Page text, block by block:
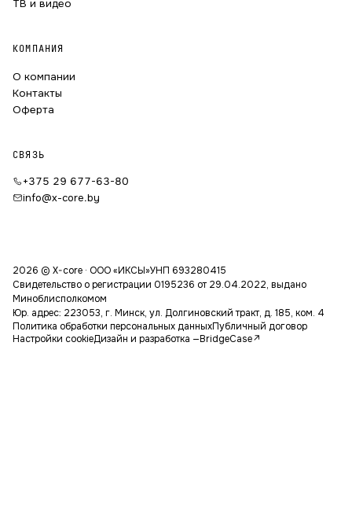
ТВ и видео
КОМПАНИЯ
О компании
Контакты
Оферта
СВЯЗЬ
+375 29 677-63-80
info@x-core.by
2026 © X-core · ООО «ИКСЫ»УНП 693280415
Свидетельство о регистрации 0195236 от 29.04.2022, выдано
Миноблисполкомом
Юр. адрес: 223053, г. Минск, ул. Долгиновский тракт, д. 185, ком. 4
Политика обработки персональных данныхПубличный договор
Настройки cookieДизайн и разработка —BridgeCase↗